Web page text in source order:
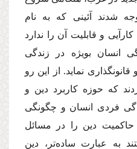
شدند آئینى كه به نام
و قابلیت آن را ندارد
انسان بویژه در زندگى
نماید. از این رو
كه حوزه كاربرد دین و
فردى انسان و چگونگى
حاكمیت دین را در مسائل
به عبارت ساده‌تر، دین